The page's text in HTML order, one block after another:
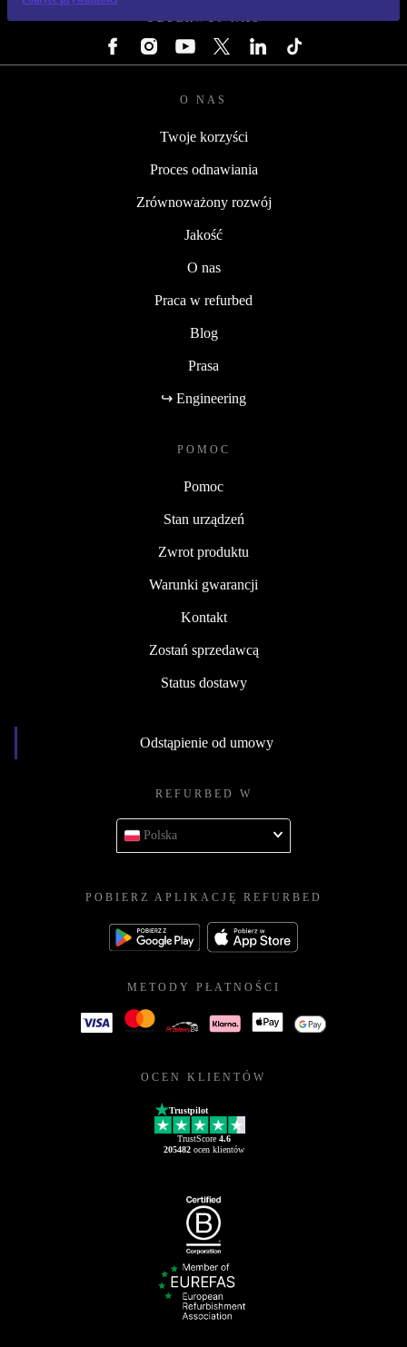
OBSERWUJ NAS
O NAS
Twoje korzyści
Proces odnawiania
Zrównoważony rozwój
Jakość
O nas
Praca w refurbed
Blog
Prasa
↪ Engineering
POMOC
Pomoc
Stan urządzeń
Zwrot produktu
Warunki gwarancji
Kontakt
Zostań sprzedawcą
Status dostawy
Odstąpienie od umowy
REFURBED W
Polska
POBIERZ APLIKACJĘ REFURBED
METODY PŁATNOŚCI
OCEN KLIENTÓW
Trustpilot
TrustScore 4.6
205482ocen klientów